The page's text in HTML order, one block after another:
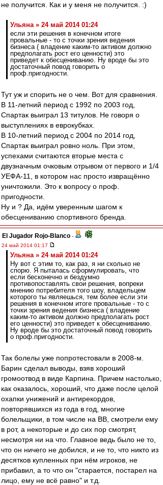
не получится. Как и у меня не получится. :)
Ульяна » 24 май 2014 01:24
если эти решения в конечном итоге
провальные - то с точки зрения ведения
бизнеса ( владение каким-то активом должно
предполагать рост его ценности) это
приведет к обесцениванию. Ну вроде бы это
достаточный повод говорить о
проф.пригодности.
Тут уж и спорить не о чем. Вот для сравнения.
В 11-летний период с 1992 по 2003 год,
Спартак выиграл 13 титулов. Не говоря о
выступлениях в еврокубках.
В 10-летний период с 2004 по 2014 год,
Спартак выиграл ровно ноль. При этом,
успехами считаются вторые места с
двузначным очковым отрывом от первого и 1/4
УЕФА-11, в котором нас просто извращённо
уничтожили. Это к вопросу о проф.
пригодности.
Ну и ? Да, идём уверенным шагом к
обесцениванию спортивного бренда.
El Jugador Rojo-Blanco -
24 май 2014 01:17
Ульяна » 24 май 2014 01:24
Ну вот с этим то, как раз, я ни сколько не
спорю. Я пыталась сформулировать, что
если бесконечно и бездумно
противопоставлять свои решения, вопреки
мнению потребителя того шоу, владельцем
которого ты являешься, тем более если эти
решения в конечном итоге провальные - то с
точки зрения ведения бизнеса ( владение
каким-то активом должно предполагать рост
его ценности) это приведет к обесцениванию.
Ну вроде бы это достаточный повод говорить
о проф.пригодности.
Так болелы уже попротестовали в 2008-м.
Барин сделал выводы, взяв хороший
громоотвод в виде Карпина. Причем настолько,
как оказалось, хороший, что даже после целой
охапки унижений и антирекордов,
повторявшихся из года в год, многие
болельщики, в том числе на ВВ, смотрели ему
в рот, а некоторые и до сих пор смотрят,
несмотря ни на что. Главное ведь было не то,
что он ничего не добился, и не то, что никто из
десятков купленных при нём игроков, не
прибавил, а то что он "старается, постарел на
лицо, ему не всё равно" и т.д.